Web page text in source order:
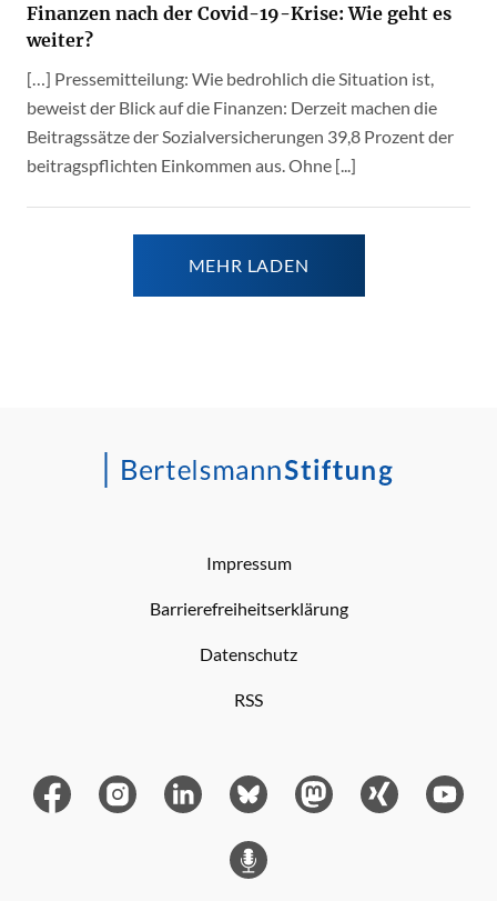
Finanzen nach der Covid-19-Krise: Wie geht es
weiter?
[…] Pressemitteilung: Wie bedrohlich die Situation ist,
beweist der Blick auf die Finanzen: Derzeit machen die
Beitragssätze der Sozialversicherungen 39,8 Prozent der
beitragspflichten Einkommen aus. Ohne [...]
MEHR LADEN
Impressum
Barrierefreiheitserklärung
Datenschutz
RSS